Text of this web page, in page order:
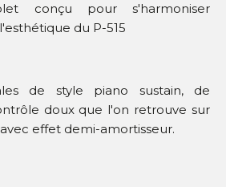
conçu pour s'harmoniser
du P-515
de style piano sustain, de
doux que l'on retrouve sur
effet demi-amortisseur.